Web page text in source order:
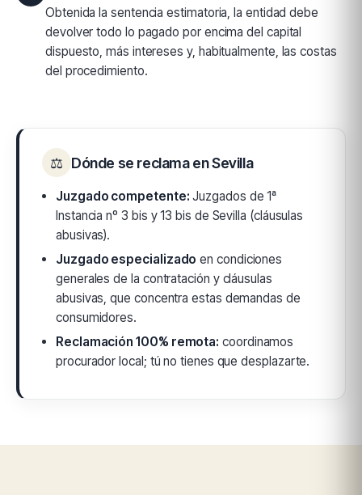
Obtenida la sentencia estimatoria, la entidad debe
devolver todo lo pagado por encima del capital
dispuesto, más intereses y, habitualmente, las costas
del procedimiento.
⚖ Dónde se reclama en Sevilla
Juzgado competente: Juzgados de 1ª
Instancia nº 3 bis y 13 bis de Sevilla (cláusulas
abusivas).
Juzgado especializado en condiciones
generales de la contratación y cláusulas
abusivas, que concentra estas demandas de
consumidores.
Reclamación 100% remota: coordinamos
procurador local; tú no tienes que desplazarte.